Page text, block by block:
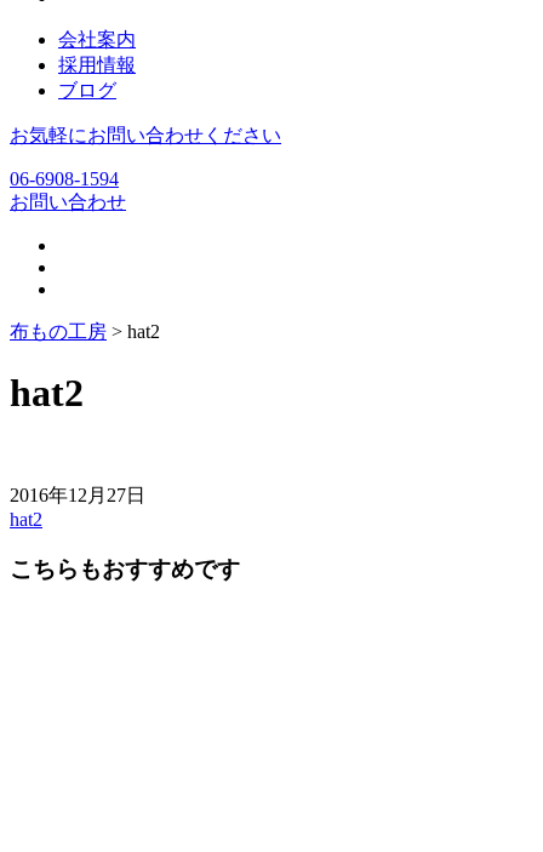
会社案内
採用情報
ブログ
お気軽にお問い合わせください
06-6908-1594
お問い合わせ
布もの工房 > hat2
hat2
2016年12月27日
前
後
hat2
こちらもおすすめです